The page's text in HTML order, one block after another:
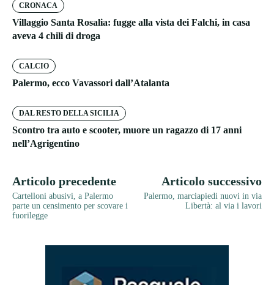
CRONACA
Villaggio Santa Rosalia: fugge alla vista dei Falchi, in casa
aveva 4 chili di droga
CALCIO
Palermo, ecco Vavassori dall’Atalanta
DAL RESTO DELLA SICILIA
Scontro tra auto e scooter, muore un ragazzo di 17 anni
nell’Agrigentino
Articolo precedente
Cartelloni abusivi, a Palermo
parte un censimento per scovare i
fuorilegge
Articolo successivo
Palermo, marciapiedi nuovi in via
Libertà: al via i lavori